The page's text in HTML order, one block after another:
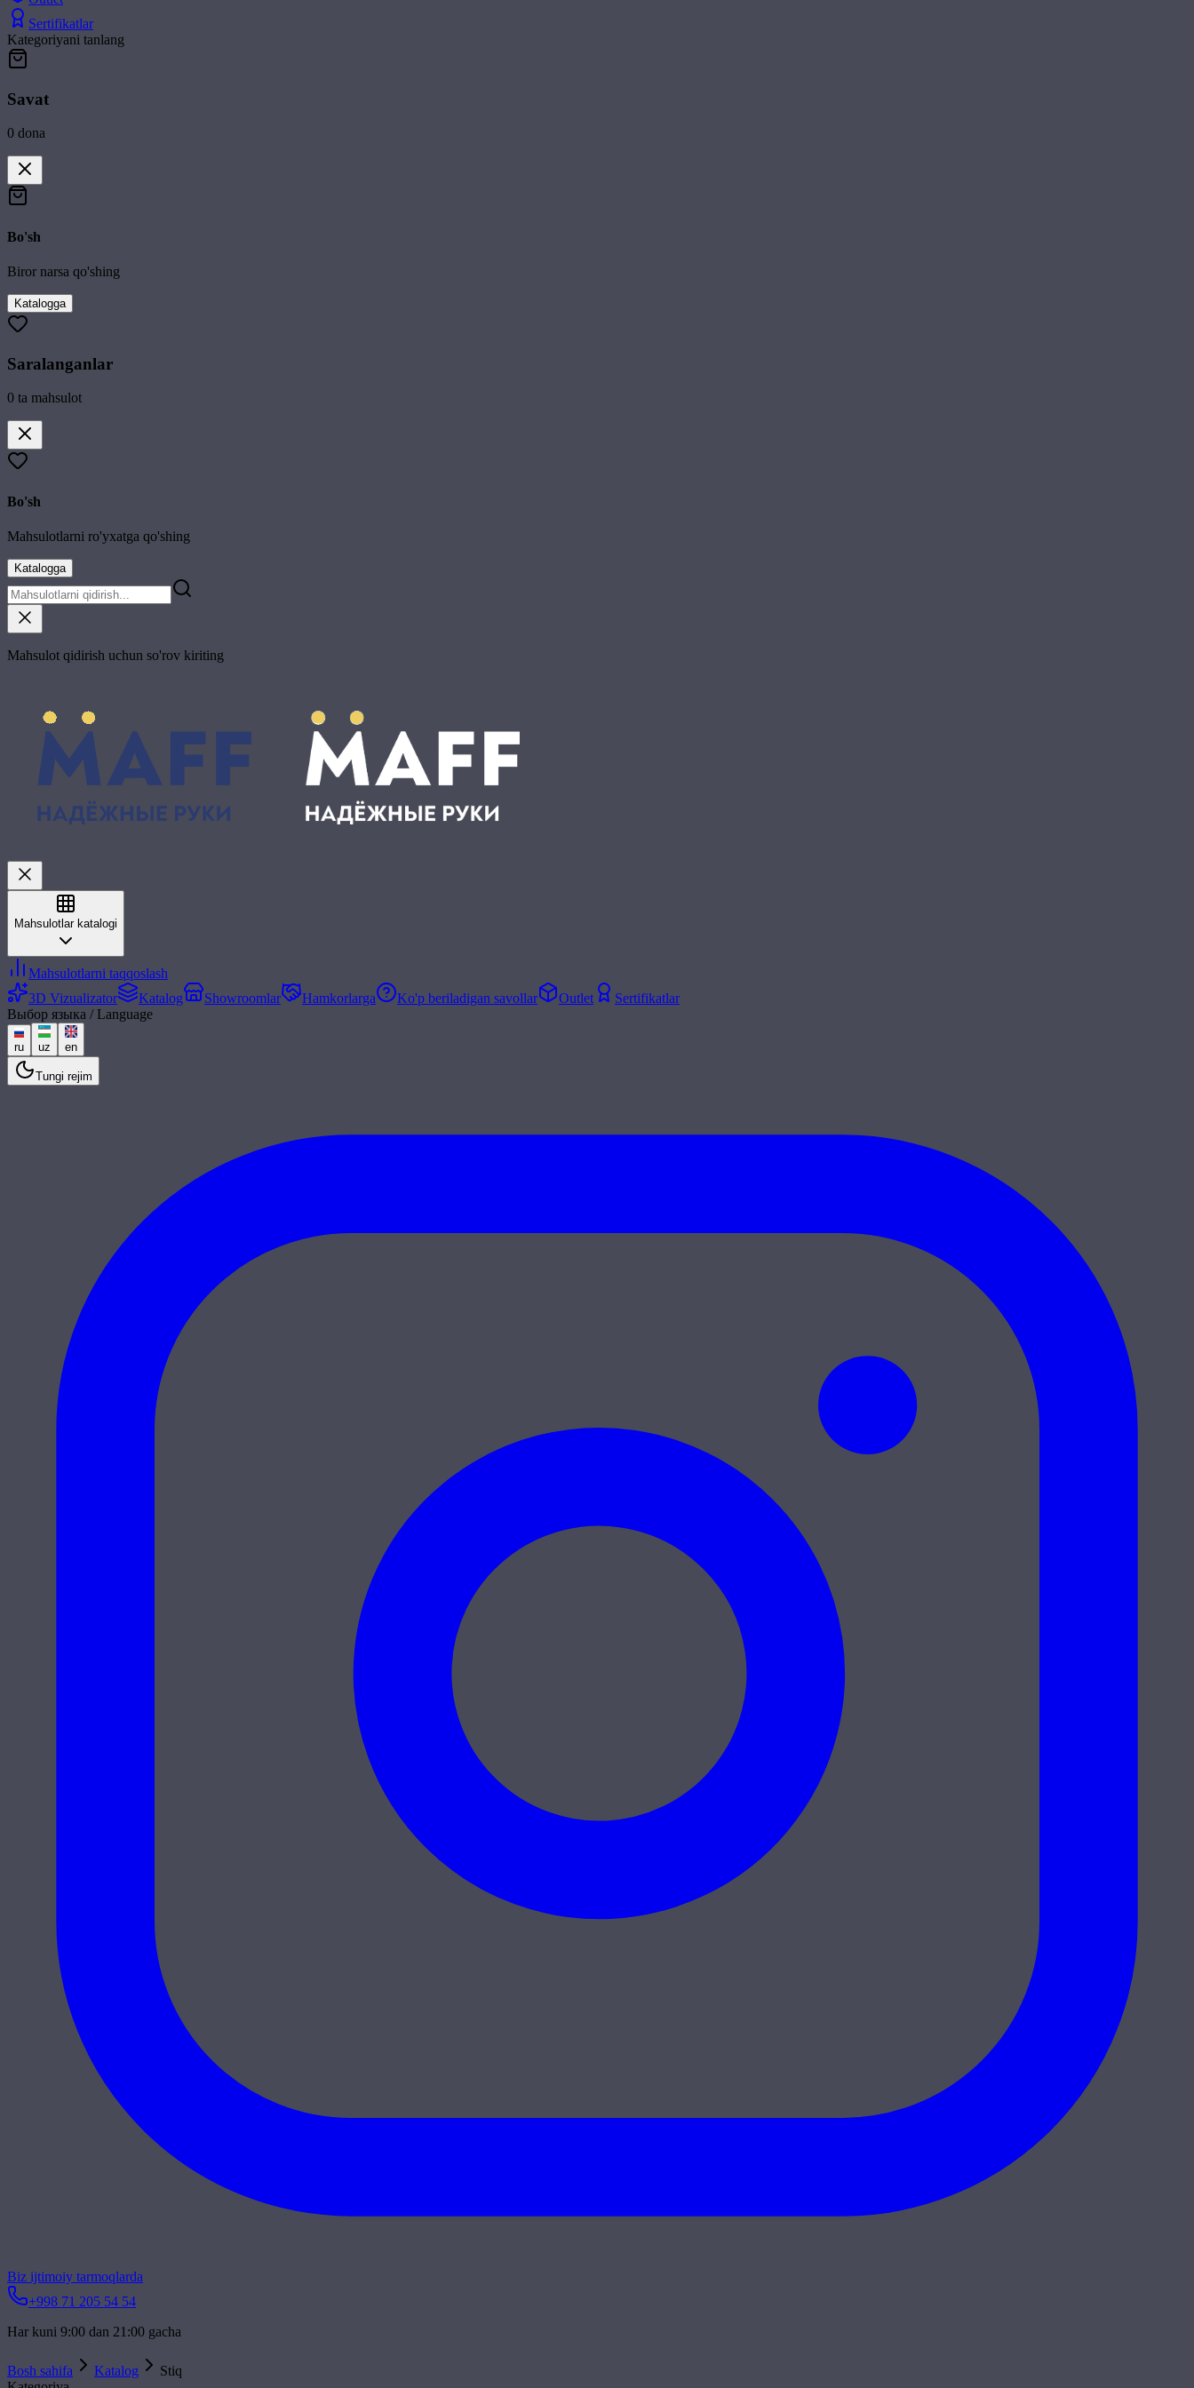
Sertifikatlar
Kategoriyani tanlang
Savat
0 dona
Bo'sh
Biror narsa qo'shing
Katalogga
Saralanganlar
0 ta mahsulot
Bo'sh
Mahsulotlarni ro'yxatga qo'shing
Katalogga
Mahsulot qidirish uchun so'rov kiriting
Mahsulotlar katalogi
Mahsulotlarni taqqoslash
3D Vizualizator
Katalog Showroomlar Hamkorlarga Ko'p beriladigan savollar Outlet
Sertifikatlar
Выбор языка / Language
ru uz en
Tungi rejim
Biz ijtimoiy tarmoqlarda
+998 71 205 54 54
Har kuni 9:00 dan 21:00 gacha
Bosh sahifa Katalog
Stiq